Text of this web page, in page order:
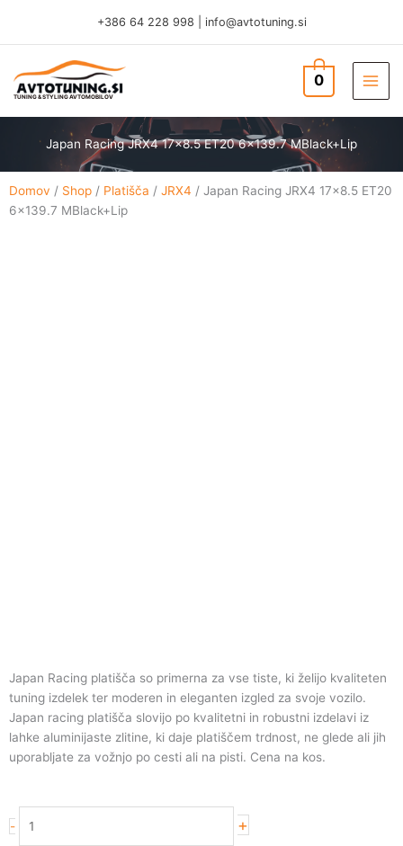
content
+386 64 228 998 info@avtotuning.si
TUNING & STYLING AVTOMOBILOV
0
Japan Racing JRX4 17×8.5 ET20 6×139.7 MBlack+Lip
Domov / Shop / Platišča / JRX4 / Japan Racing JRX4 17×8.5 ET20
6×139.7 MBlack+Lip
Japan Racing platišča so primerna za vse tiste, ki želijo kvaliteten
tuning izdelek ter moderen in eleganten izgled za svoje vozilo.
Japan racing platišča slovijo po kvalitetni in robustni izdelavi iz
lahke aluminijaste zlitine, ki daje platiščem trdnost, ne glede ali jih
uporabljate za vožnjo po cesti ali na pisti. Cena na kos.
-
Racing
+